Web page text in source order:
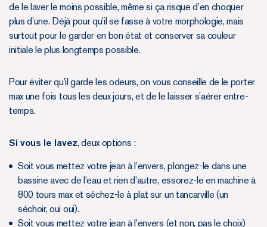
de le laver le moins possible, même si ça risque d’en choquer
plus d’une. Déjà pour qu’il se fasse à votre morphologie, mais
surtout pour le garder en bon état et conserver sa couleur
initiale le plus longtemps possible.
Pour éviter qu’il garde les odeurs, on vous conseille de le porter
max une fois tous les deux jours, et de le laisser s’aérer entre-
temps.
Si vous le lavez, deux options :
Soit vous mettez votre jean à l’envers, plongez-le dans une
bassine avec de l’eau et rien d’autre, essorez-le en machine à
800 tours max et séchez-le à plat sur un tancarville (un
séchoir, oui oui).
Soit vous mettez votre jean à l’envers (et non, pas le choix)